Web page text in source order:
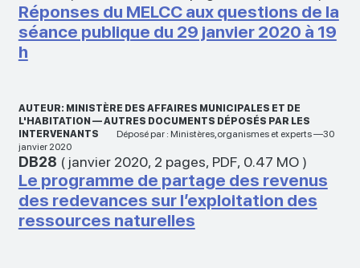
Réponses du MELCC aux questions de la
séance publique du 29 janvier 2020 à 19
h
AUTEUR: MINISTÈRE DES AFFAIRES MUNICIPALES ET DE
L'HABITATION — AUTRES DOCUMENTS DÉPOSÉS PAR LES
INTERVENANTS
Déposé par : Ministères,organismes et experts —30
janvier 2020
DB28 ( janvier 2020, 2 pages, PDF, 0.47 MO)
Le programme de partage des revenus
des redevances sur l’exploitation des
ressources naturelles